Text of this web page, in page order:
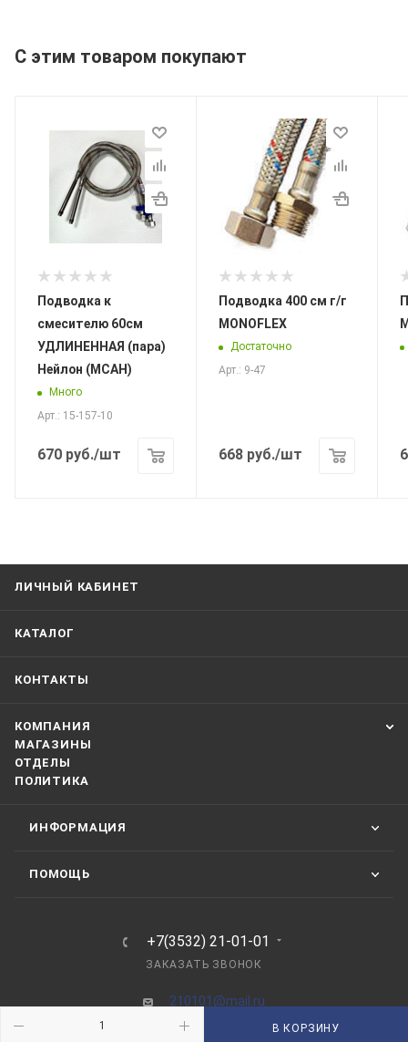
В КОРЗИНУ
С этим товаром покупают
Подводка к
смесителю 60см
УДЛИНЕННАЯ (пара)
Нейлон (МСАН)
Много
Арт.: 15-157-10
670 руб./шт
Подводка 400 см г/г
MONOFLEX
Достаточно
Арт.: 9-47
668 руб./шт
ЛИЧНЫЙ КАБИНЕТ
КАТАЛОГ
КОНТАКТЫ
КОМПАНИЯ
МАГАЗИНЫ
ОТДЕЛЫ
ПОЛИТИКА
ИНФОРМАЦИЯ
ПОМОЩЬ
+7(3532) 21-01-01
ЗАКАЗАТЬ ЗВОНОК
210101@mail.ru